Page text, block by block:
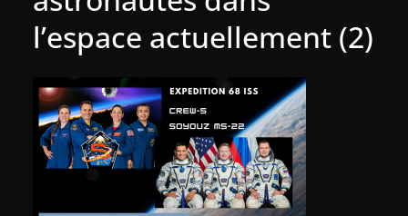
l’espace actuellement (2)